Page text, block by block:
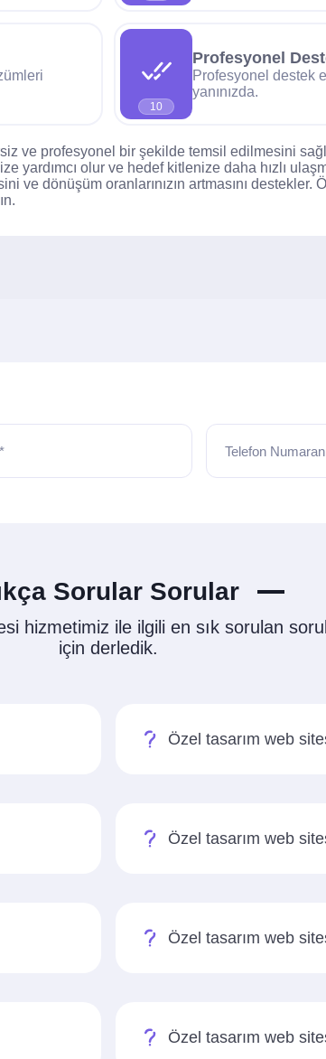
10
Profesyonel
Profesyonel destek
yanınızda.
ve profesyonel bir şekilde temsil edilmesini
yardımcı olur ve hedef kitlenize daha hızlı
dönüşüm oranlarınızın artmasını destekler.
Telefon
Sorular Sorular
hizmetimiz ile ilgili en sık sorulan
için derledik.
Özel tasarım web
Özel tasarım web
Özel tasarım web
Özel tasarım web